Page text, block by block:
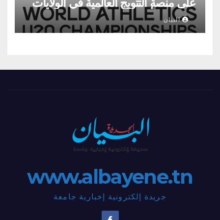
المتحدة الأمريكية.
البيان
www.albayene.tn
جريدة إلكترونية إخبارية جامعة